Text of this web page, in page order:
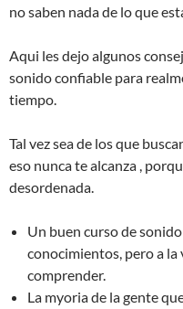
no saben nada de lo que
Aqui les dejo algunos
sonido confiable para
tiempo.
Tal vez sea de los que
eso nunca te alcanza ,
desordenada.
Un buen curso de
conocimientos, pero a la
comprender.
La myoria de la gente